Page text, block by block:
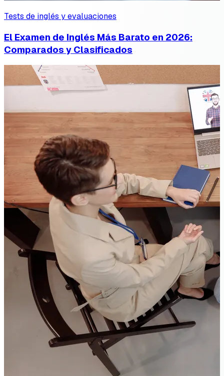
Tests de inglés y evaluaciones
El Examen de Inglés Más Barato en 2026:
Comparados y Clasificados